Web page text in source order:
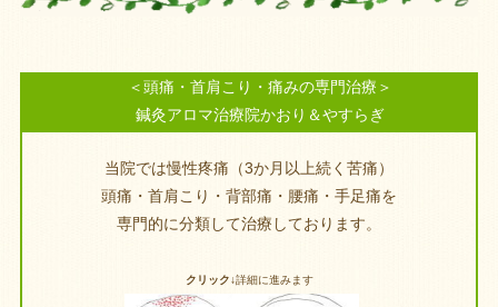
＜頭痛・首肩こり・痛みの専門治療＞
鍼灸アロマ治療院かおり＆やすらぎ
当院では慢性疼痛（3か月以上続く苦痛）
頭痛・首肩こり・背部痛・腰痛・手足痛を
専門的に分類して治療しております。
クリック↓詳細に進みます